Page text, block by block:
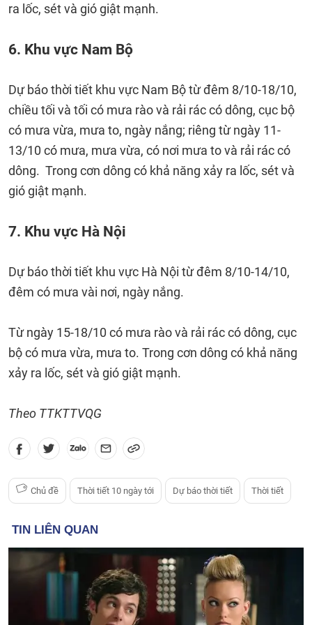
ra lốc, sét và gió giật mạnh.
6. Khu vực Nam Bộ
Dự báo thời tiết khu vực Nam Bộ từ đêm 8/10-18/10,
chiều tối và tối có mưa rào và rải rác có dông, cục bộ
có mưa vừa, mưa to, ngày nắng; riêng từ ngày 11-
13/10 có mưa, mưa vừa, có nơi mưa to và rải rác có
dông. Trong cơn dông có khả năng xảy ra lốc, sét và
gió giật mạnh.
7. Khu vực Hà Nội
Dự báo thời tiết khu vực Hà Nội từ đêm 8/10-14/10,
đêm có mưa vài nơi, ngày nắng.
Từ ngày 15-18/10 có mưa rào và rải rác có dông, cục
bộ có mưa vừa, mưa to. Trong cơn dông có khả năng
xảy ra lốc, sét và gió giật mạnh.
Theo TTKTTVQG
Chủ đề Thời tiết 10 ngày tới Dự báo thời tiết Thời tiết